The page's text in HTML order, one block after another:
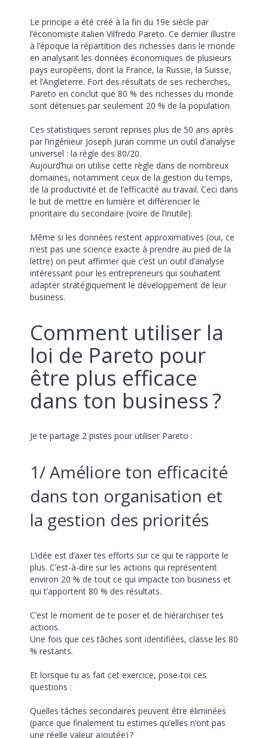
Le principe a été créé à la fin du 19e siècle par
l’économiste italien Vilfredo Pareto. Ce dernier illustre
à l’époque la répartition des richesses dans le monde
en analysant les données économiques de plusieurs
pays européens, dont la France, la Russie, la Suisse,
et l’Angleterre. Fort des résultats de ses recherches,
Pareto en conclut que 80 % des richesses du monde
sont détenues par seulement 20 % de la population.
Ces statistiques seront reprises plus de 50 ans après
par l’ingénieur Joseph Juran comme un outil d’analyse
universel : la règle des 80/20.
Aujourd’hui on utilise cette règle dans de nombreux
domaines, notamment ceux de la gestion du temps,
de la productivité et de l’efficacité au travail. Ceci dans
le but de mettre en lumière et différencier le
prioritaire du secondaire (voire de l’inutile).
Même si les données restent approximatives (oui, ce
n’est pas une science exacte à prendre au pied de la
lettre) on peut affirmer que c’est un outil d’analyse
intéressant pour les entrepreneurs qui souhaitent
adapter stratégiquement le développement de leur
business.
Comment utiliser la
loi de Pareto pour
être plus efficace
dans ton business ?
Je te partage 2 pistes pour utiliser Pareto :
1/ Améliore ton efficacité
dans ton organisation et
la gestion des priorités
L’idée est d’axer tes efforts sur ce qui te rapporte le
plus. C’est-à-dire sur les actions qui représentent
environ 20 % de tout ce qui impacte ton business et
qui t’apportent 80 % des résultats.
C’est le moment de te poser et de hiérarchiser tes
actions.
Une fois que ces tâches sont identifiées, classe les 80
% restants.
Et lorsque tu as fait cet exercice, pose-toi ces
questions :
Quelles tâches secondaires peuvent être éliminées
(parce que finalement tu estimes qu’elles n’ont pas
une réelle valeur ajoutée) ?